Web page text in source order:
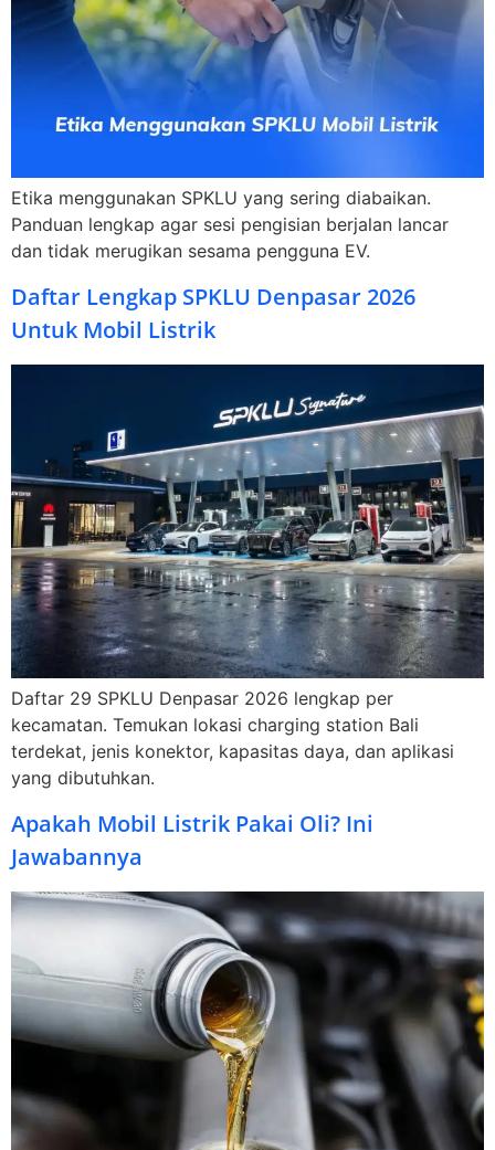
Etika menggunakan SPKLU yang sering diabaikan.
Panduan lengkap agar sesi pengisian berjalan lancar
dan tidak merugikan sesama pengguna EV.
Daftar Lengkap SPKLU Denpasar 2026
Untuk Mobil Listrik
Daftar 29 SPKLU Denpasar 2026 lengkap per
kecamatan. Temukan lokasi charging station Bali
terdekat, jenis konektor, kapasitas daya, dan aplikasi
yang dibutuhkan.
Apakah Mobil Listrik Pakai Oli? Ini
Jawabannya